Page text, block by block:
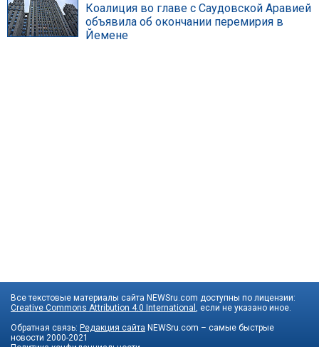
Коалиция во главе с Саудовской Аравией
объявила об окончании перемирия в
Йемене
Все текстовые материалы сайта NEWSru.com доступны по лицензии:
Creative Commons Attribution 4.0 International , если не указано иное.
Обратная связь: Редакция сайта NEWSru.com – самые быстрые
новости 2000-2021